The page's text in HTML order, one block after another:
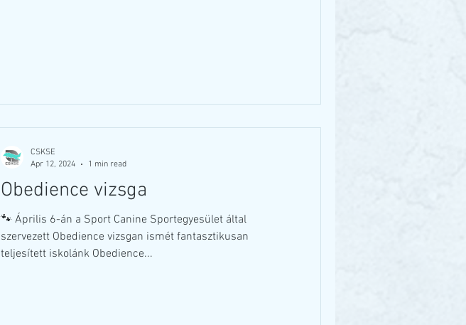
Obedience vizsga
🐾 Április 6-án a Sport Canine Sportegyesület által
szervezett Obedience vizsgan ismét fantasztikusan
teljesített iskolánk Obedience...
CSKSE
Apr 12, 2024
1 min read